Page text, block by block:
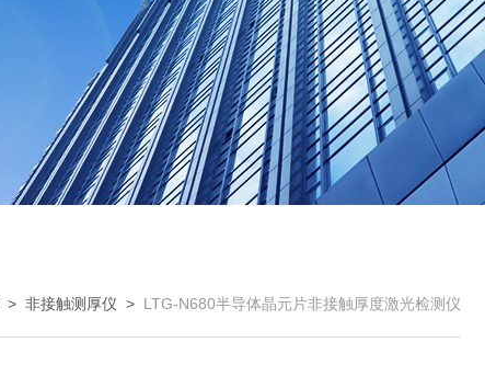
> 非接触测厚仪 > LTG-N680半导体晶元片非接触厚度激光检测仪